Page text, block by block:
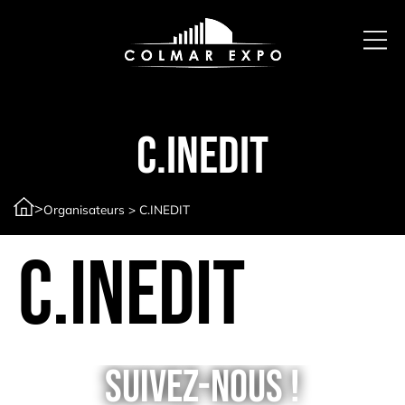
C.INEDIT
>Organisateurs >C.INEDIT
C.INEDIT
Suivez-nous !